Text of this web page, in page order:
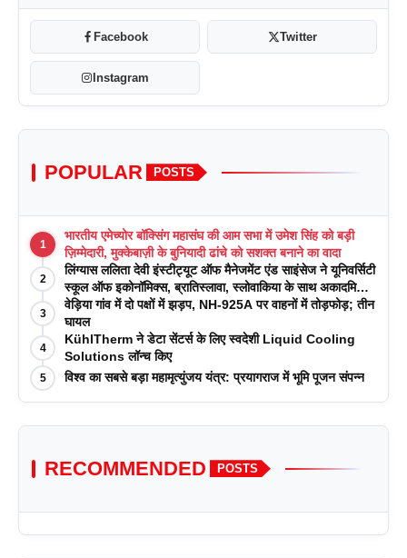
Facebook Twitter
Instagram
POPULAR POSTS
1
भारतीय एमेच्योर बॉक्सिंग महासंघ की आम सभा में उमेश सिंह को बड़ी
ज़िम्मेदारी, मुक्केबाज़ी के बुनियादी ढांचे को सशक्त बनाने का वादा
2
लिंग्यास ललिता देवी इंस्टीट्यूट ऑफ मैनेजमेंट एंड साइंसेज ने यूनिवर्सिटी
स्कूल ऑफ इकोनॉमिक्स, ब्रातिस्लावा, स्लोवाकिया के साथ अकादमिक
पत्रिकाओं में प्रकाशन रणनीतियों पर एक दिवसीय कार्यशाला का
आयोजन किया
3
वेड़िया गांव में दो पक्षों में झड़प, NH-925A पर वाहनों में तोड़फोड़; तीन
घायल
4
KühlTherm ने डेटा सेंटर्स के लिए स्वदेशी Liquid Cooling
Solutions लॉन्च किए
5 विश्व का सबसे बड़ा महामृत्युंजय यंत्र: प्रयागराज में भूमि पूजन संपन्न
RECOMMENDED POSTS